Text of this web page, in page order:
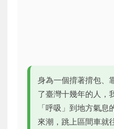
身為一個揹著揹包、
了臺灣十幾年的人，
「呼吸」到地方氣息
來潮，跳上區間車就